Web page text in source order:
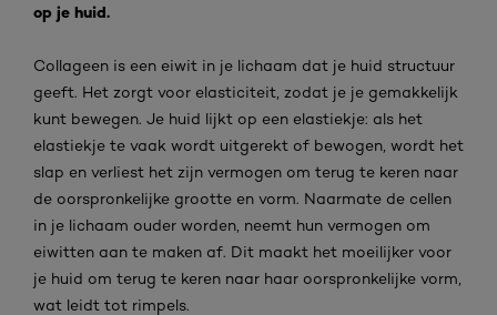
op je huid.
Collageen is een eiwit in je lichaam dat je huid structuur
geeft. Het zorgt voor elasticiteit, zodat je je gemakkelijk
kunt bewegen. Je huid lijkt op een elastiekje: als het
elastiekje te vaak wordt uitgerekt of bewogen, wordt het
slap en verliest het zijn vermogen om terug te keren naar
de oorspronkelijke grootte en vorm. Naarmate de cellen
in je lichaam ouder worden, neemt hun vermogen om
eiwitten aan te maken af. Dit maakt het moeilijker voor
je huid om terug te keren naar haar oorspronkelijke vorm,
wat leidt tot rimpels.